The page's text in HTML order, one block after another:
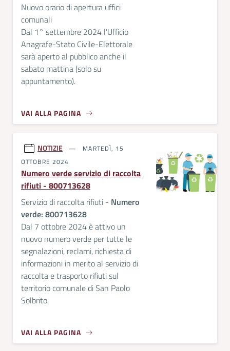
Nuovo orario di apertura uffici
comunali
Dal 1° settembre 2024 l'Ufficio
Anagrafe-Stato Civile-Elettorale
sarà aperto al pubblico anche il
sabato mattina (solo su
appuntamento).
VAI ALLA PAGINA
NOTIZIE
MARTEDÌ, 15
OTTOBRE 2024
Numero verde servizio di raccolta
rifiuti - 800713628
Servizio di raccolta rifiuti - Numero
verde: 800713628
Dal 7 ottobre 2024 è attivo un
nuovo numero verde per tutte le
segnalazioni, reclami, richiesta di
informazioni in merito al servizio di
raccolta e trasporto rifiuti sul
territorio comunale di San Paolo
Solbrito.
VAI ALLA PAGINA